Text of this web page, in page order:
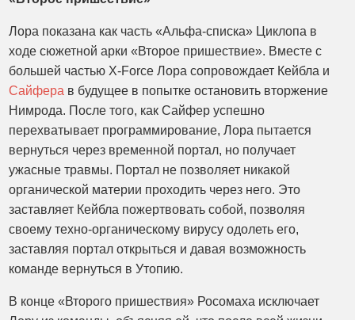
Лора показана как часть «Альфа-списка» Циклопа в
ходе сюжетной арки «Второе пришествие». Вместе с
большей частью X-Force Лора сопровождает Кейбла и
Сайфера в будущее в попытке остановить вторжение
Нимрода. После того, как Сайфер успешно
перехватывает программирование, Лора пытается
вернуться через временной портал, но получает
ужасные травмы. Портал не позволяет никакой
органической материи проходить через него. Это
заставляет Кейбла пожертвовать собой, позволяя
своему техно-органическому вирусу одолеть его,
заставляя портал открыться и давая возможность
команде вернуться в Утопию.
В конце «Второго пришествия» Росомаха исключает